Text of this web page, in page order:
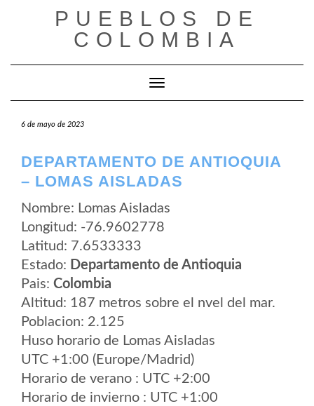
PUEBLOS DE
COLOMBIA
Cambiar modo de navegación
6 de mayo de 2023
DEPARTAMENTO DE ANTIOQUIA
– LOMAS AISLADAS
Nombre: Lomas Aisladas
Longitud: -76.9602778
Latitud: 7.6533333
Estado: Departamento de Antioquia
Pais: Colombia
Altitud: 187 metros sobre el nvel del mar.
Poblacion: 2.125
Huso horario de Lomas Aisladas
UTC +1:00 (Europe/Madrid)
Horario de verano : UTC +2:00
Horario de invierno : UTC +1:00